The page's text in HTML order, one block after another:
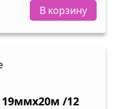
В корзину
/12